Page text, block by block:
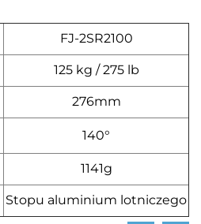
FJ-2SR2100
125 kg / 275 lb
276mm
140°
1141g
Stopu aluminium lotniczego